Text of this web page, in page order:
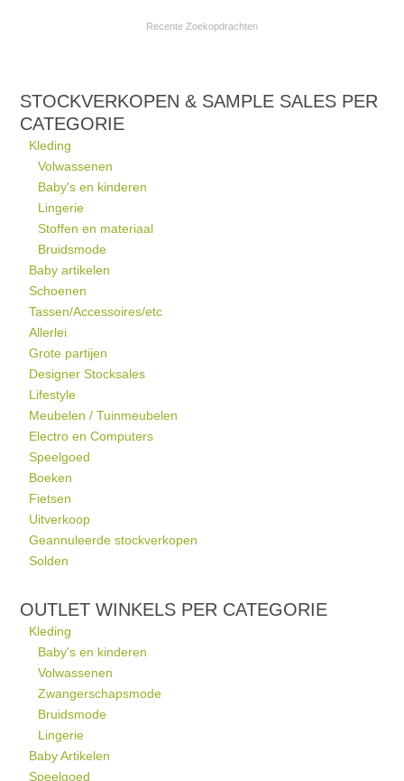
Recente Zoekopdrachten
STOCKVERKOPEN & SAMPLE SALES PER
CATEGORIE
Kleding
Volwassenen
Baby's en kinderen
Lingerie
Stoffen en materiaal
Bruidsmode
Baby artikelen
Schoenen
Tassen/Accessoires/etc
Allerlei
Grote partijen
Designer Stocksales
Lifestyle
Meubelen / Tuinmeubelen
Electro en Computers
Speelgoed
Boeken
Fietsen
Uitverkoop
Geannuleerde stockverkopen
Solden
OUTLET WINKELS PER CATEGORIE
Kleding
Baby's en kinderen
Volwassenen
Zwangerschapsmode
Bruidsmode
Lingerie
Baby Artikelen
Speelgoed